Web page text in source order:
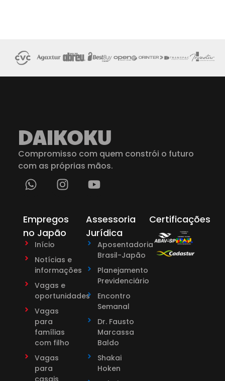
DAIKOKU
Compromisso com quem constrói o futuro
com as próprias mãos.
Empregos
no Japão
Início
Notícias e
informações
Vagas e
oportunidades
Vagas
para
famílias
com filho
Vagas
para
casais
Assessoria
Jurídica
Aposentadoria
Brasil-Japão
Planejamento
Previdenciário
Encontro
Semanal
Dr. Fausto
Marcassa
Baldo
Shakai
Hoken
Certificações